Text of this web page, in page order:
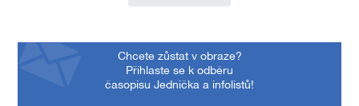
Chcete zůstat v obraze?
Přihlaste se k odběru
časopisu Jednička a infolistů!